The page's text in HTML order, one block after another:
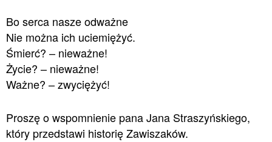
Bo serca nasze odważne
Nie można ich uciemiężyć.
Śmierć? – nieważne!
Życie? – nieważne!
Ważne? – zwyciężyć!
Proszę o wspomnienie pana Jana Straszyńskiego,
który przedstawi historię Zawiszaków.